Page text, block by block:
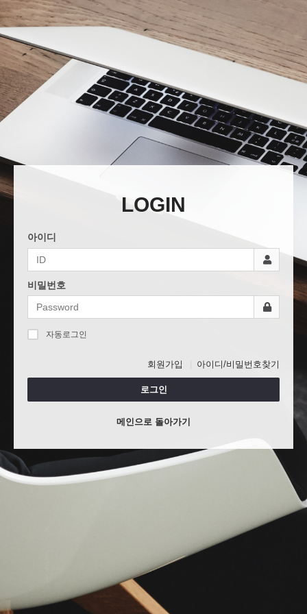
LOGIN
아이디
비밀번호
자동로그인
회원가입 아이디/비밀번호찾기
로그인
메인으로 돌아가기